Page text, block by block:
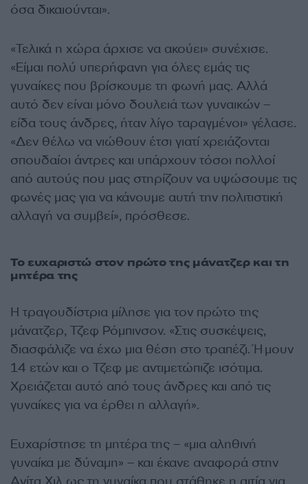
όσα δικαιούνται».
«Τελικά η χώρα άρχισε να ακούει» συνέχισε.
«Είμαι πολύ υπερήφανη για όλες εμάς τις
γυναίκες που βρίσκουμε τη φωνή μας. Αλλά
αυτό δεν είναι μόνο δουλειά των γυναικών –
είδα τους άνδρες, ήταν λίγο ταραγμένοι» γέλασε.
«Δεν θέλω να νιώθουν έτσι γιατί χρειάζονται
σπουδαίοι άντρες και υπάρχουν τόσοι πολλοί
από αυτούς που μας στηρίζουν να υψώσουμε τις
φωνές μας για να κάνουμε αυτή την πολιτιστική
αλλαγή να συμβεί», πρόσθεσε.
Το ευχαριστώ στον πρώτο της μάνατζερ και τη
μητέρα της
Η τραγουδίστρια μίλησε για τον πρώτο της
μάνατζερ, Τζεφ Ρόμπινσον. «Στις συσκέψεις,
διασφάλιζε να έχω μια θέση στο τραπέζι. Ήμουν
14 ετών και ο Τζεφ με αντιμετώπιζε ισότιμα.
Χρειάζεται αυτό από τους άνδρες και από τις
γυναίκες για να έρθει η αλλαγή».
Ευχαρίστησε τη μητέρα της – «μια αληθινή
γυναίκα με δύναμη» – και έκανε αναφορά στην